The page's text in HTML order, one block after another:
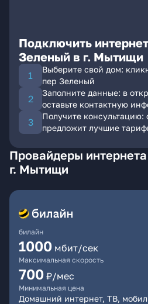
Подключить
Зеленый в г. Мытищи
Выберите свой дом:
пер Зеленый
Заполните данные: в
оставьте контактную
Получите консультацию:
предложит лучшие
Провайдеры
г. Мытищи
билайн
1000 мбит/сек
Максимальная скорость
700 ₽/мес
Минимальная цена
Домашний интернет, ТВ,